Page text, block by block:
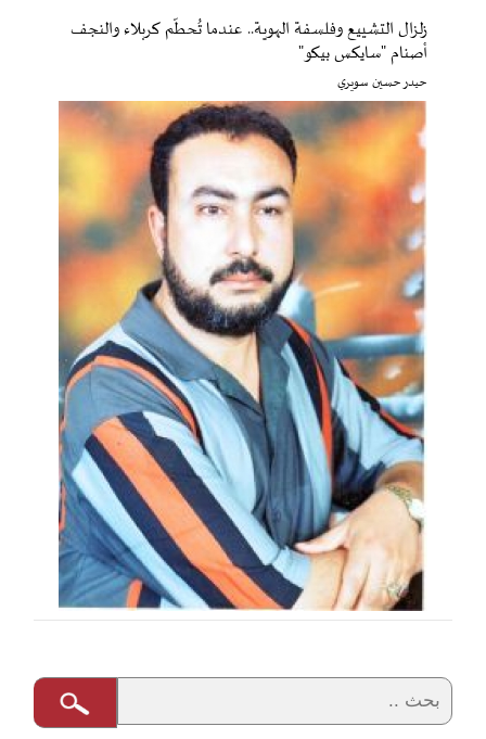
زلزال التشييع وفلسفة الهوية.. عندما تُحطّم كربلاء والنجف
أصنام "سايكس بيكو"
حيدر حسين سويري